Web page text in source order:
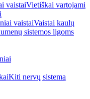
vaistaiVietiškai vartojami
vaistaiVaistai kaulų
sistemos ligoms
Kiti nervų sistemą